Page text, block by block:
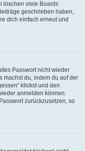
löschen viele Boards
geschrieben haben,
dich einfach erneut und
Passwort nicht wieder
machst du, indem du auf der
klickst und den
anmelden können.
zurückzusetzen, so